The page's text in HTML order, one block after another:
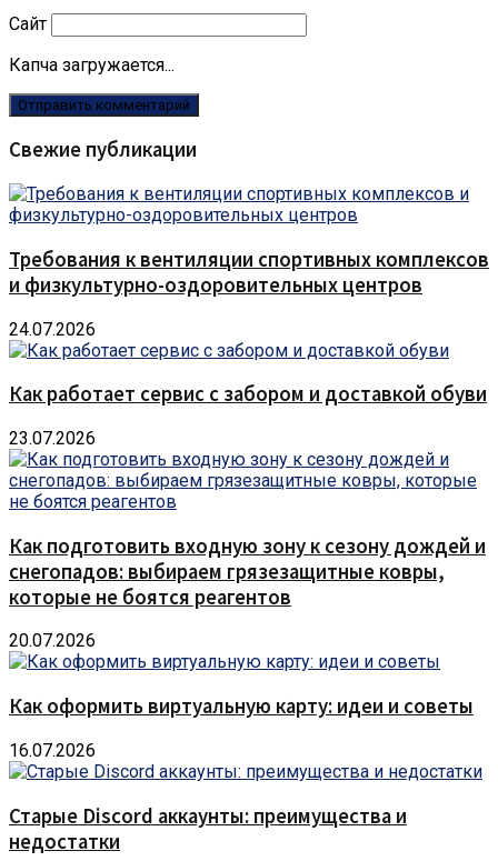
Сайт
Капча загружается...
Свежие публикации
Требования к вентиляции спортивных комплексов
и физкультурно-оздоровительных центров
24.07.2026
Как работает сервис с забором и доставкой обуви
23.07.2026
Как подготовить входную зону к сезону дождей и
снегопадов: выбираем грязезащитные ковры,
которые не боятся реагентов
20.07.2026
Как оформить виртуальную карту: идеи и советы
16.07.2026
Старые Discord аккаунты: преимущества и
недостатки